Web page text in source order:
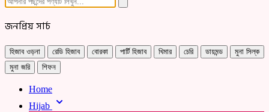
জনপ্রিয় সার্চ
হিজাব ওড়না রেডি হিজাব বোরকা পার্টি হিজাব খিমার চেরি ডায়মন্ড
মুনা সিল্ক
মুনা জরি
শিফন
Home
Hijab